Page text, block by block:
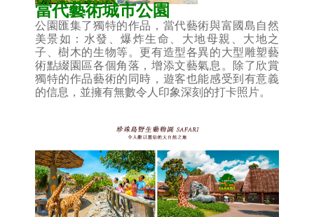
當代藝術城市公園
公園匯集了獨特的作品，當代藝術與富國島自然
美景如：水發、爆炸生命、大地母親、大地之
子、樹木的生物等。更有造型各異的大型雕塑藝
術點綴園區各個角落，增添文藝氣息。除了欣賞
獨特的作品藝術的同時，遊客也能感受到有意義
的信息，並擁有無數令人印象深刻的打卡照片。